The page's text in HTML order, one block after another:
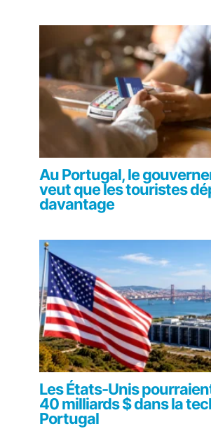
Au Portugal, le
veut que les touristes
davantage
Les États-Unis
40 milliards $ dans la
Portugal